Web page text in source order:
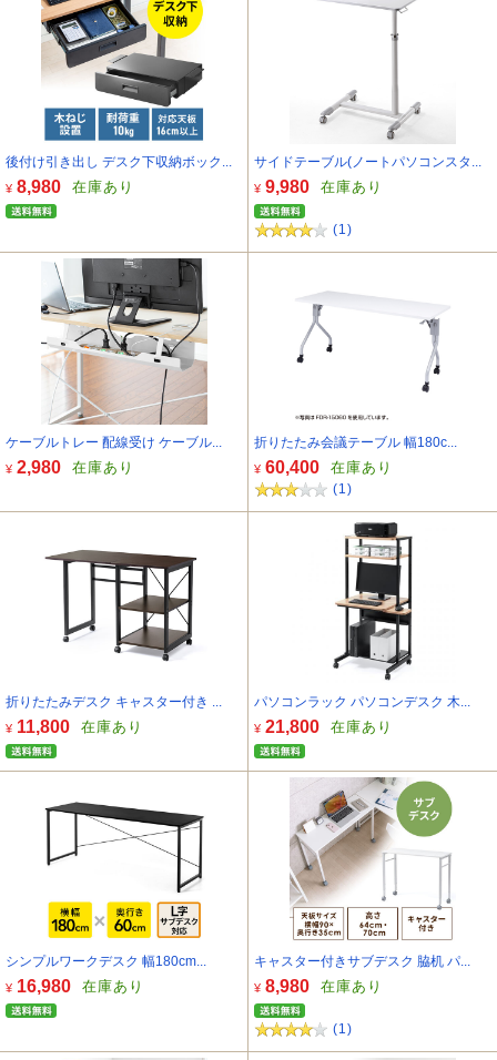
後付け引き出し デスク下収納ボック...
¥ 8,980 在庫あり
サイドテーブル(ノートパソコンスタ...
¥ 9,980 在庫あり
(1)
ケーブルトレー 配線受け ケーブル...
¥ 2,980 在庫あり
折りたたみ会議テーブル 幅180c...
¥ 60,400 在庫あり
(1)
折りたたみデスク キャスター付き ...
¥ 11,800 在庫あり
パソコンラック パソコンデスク 木...
¥ 21,800 在庫あり
シンプルワークデスク 幅180cm...
¥ 16,980 在庫あり
キャスター付きサブデスク 脇机 パ...
¥ 8,980 在庫あり
(1)